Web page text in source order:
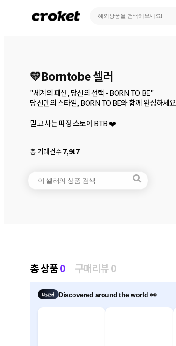
💛Borntobe 셀러
"세계의 패션, 당신의 선택 - BORN TO BE"
당신만의 스타일, BORN TO BE와 함께 완성하세요
믿고 사는 파정 스토어 BTB ❤️
총 거래건수7,917
총 상품 0 구매리뷰 0
Discovered around the world 👀